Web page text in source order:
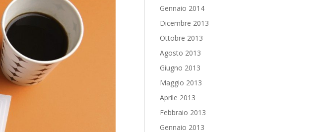
Gennaio 2014
Dicembre 2013
Ottobre 2013
Agosto 2013
Giugno 2013
Maggio 2013
Aprile 2013
Febbraio 2013
Gennaio 2013